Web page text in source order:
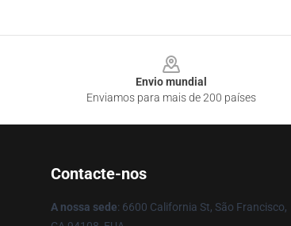
Envio mundial
Enviamos para mais de 200 países
Contacte-nos
A nossa sede: 6600 California St, São Francisco,